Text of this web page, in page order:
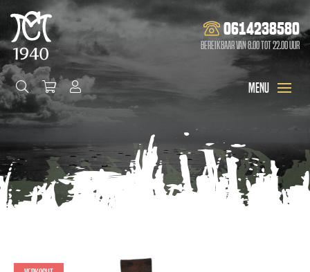
0614238580
Bereikbaar van 8.00 tot 22.00 uur